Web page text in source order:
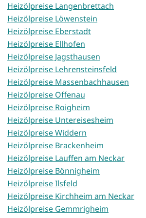
Heizölpreise Langenbrettach
Heizölpreise Löwenstein
Heizölpreise Eberstadt
Heizölpreise Ellhofen
Heizölpreise Jagsthausen
Heizölpreise Lehrensteinsfeld
Heizölpreise Massenbachhausen
Heizölpreise Offenau
Heizölpreise Roigheim
Heizölpreise Untereisesheim
Heizölpreise Widdern
Heizölpreise Brackenheim
Heizölpreise Lauffen am Neckar
Heizölpreise Bönnigheim
Heizölpreise Ilsfeld
Heizölpreise Kirchheim am Neckar
Heizölpreise Gemmrigheim